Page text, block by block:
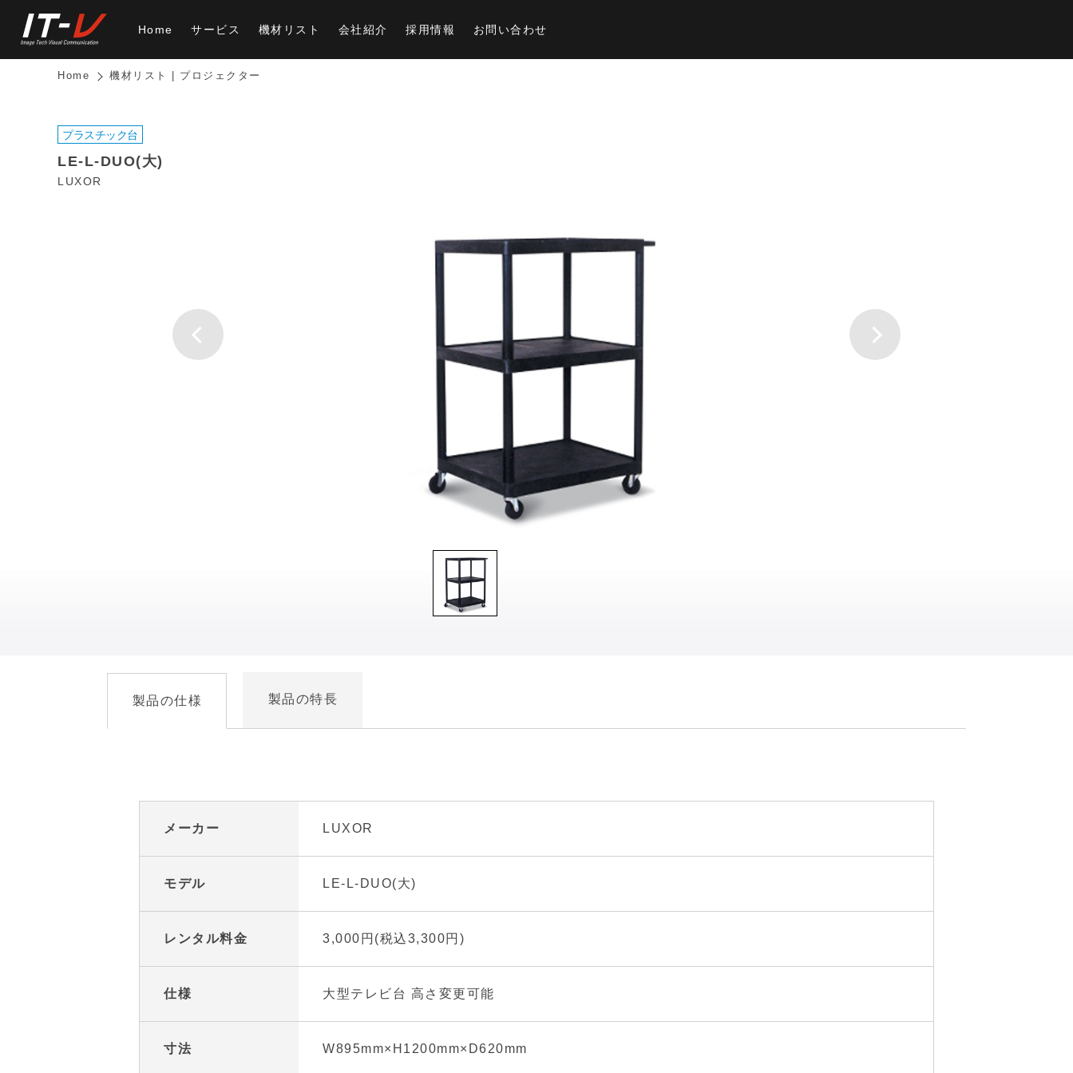
Home サービス 機材リスト 会社紹介 採用情報 お問い合わせ
Home 機材リスト | プロジェクター
プラスチック台
LE-L-DUO(大)
LUXOR
製品の仕様
メーカー LUXOR
モデル LE-L-DUO(大)
レンタル料金 3,000円(税込3,300円)
仕様 大型テレビ台 高さ変更可能
寸法 W895mm×H1200mm×D620mm
製品の特長